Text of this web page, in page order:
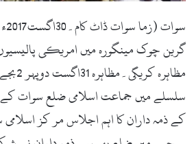
گرین چوک مینگورہ میں امریکی
مظاہرہ
سلسلے میں جماعت اسلامی ضلع سوات
کے ذمہ داران کا اہم اجلاس مر کز اسلامی